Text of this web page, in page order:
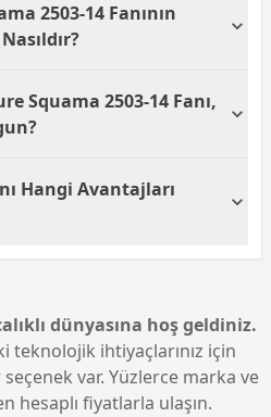
Bu düşük ses seviyesi,
sağlar ve kullanıcı
2503-14 Fanının
sağlayarak etkili bir
Geniş fan bıçakları,
atılmasına yardımcı olur.
Squama 2503-14 Fanı,
kasaları için idealdir. 14 cm
kasalarda optimum hava
Hangi Avantajları
Future Squama 2503-14 fan,
RPM çalışma aralığı ile
dünyasına hoş geldiniz.
teknolojik ihtiyaçlarınız için
var. Yüzlerce marka ve
hesaplı fiyatlarla ulaşın.